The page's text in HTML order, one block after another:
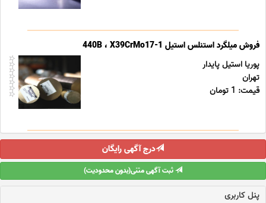
فروش میلگرد استنلس استیل 440B ، X39CrMo17-1
پوریا استیل پایدار
تهران
قیمت: 1 تومان
درج آگهی رایگان
ثبت آگهی متنی(بدون محدودیت)
پنل کاربری